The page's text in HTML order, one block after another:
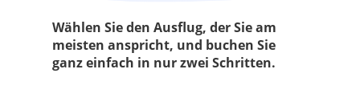
Wählen Sie den Ausflug, der Sie am
meisten anspricht, und buchen Sie
ganz einfach in nur zwei Schritten.